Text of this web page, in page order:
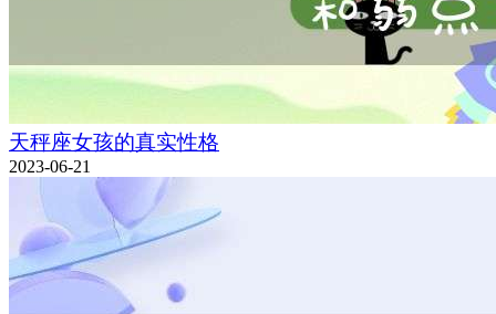
天秤座女孩的真实性格
2023-06-21